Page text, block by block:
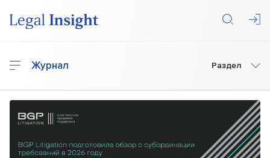
Журнал Раздел